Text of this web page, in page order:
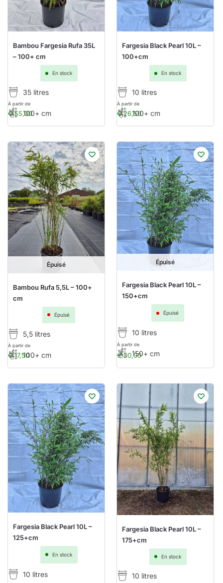
Bambou Fargesia Rufa 35L
– 100+ cm
En stock
€55,00
À partir de
35 litres
100+ cm
Fargesia Black Pearl 10L –
100+cm
En stock
€26,50
À partir de
10 litres
100+ cm
Épuisé
Bambou Rufa 5,5L – 100+
cm
Épuisé
€17,50
À partir de
5,5 litres
100+ cm
Épuisé
Fargesia Black Pearl 10L –
150+cm
Épuisé
€30,00
À partir de
10 litres
150+ cm
Fargesia Black Pearl 10L –
125+cm
En stock
10 litres
Fargesia Black Pearl 10L –
175+cm
En stock
10 litres